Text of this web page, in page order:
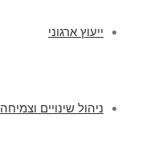
ייעוץ ארגוני
ניהול שינויים וצמיחה